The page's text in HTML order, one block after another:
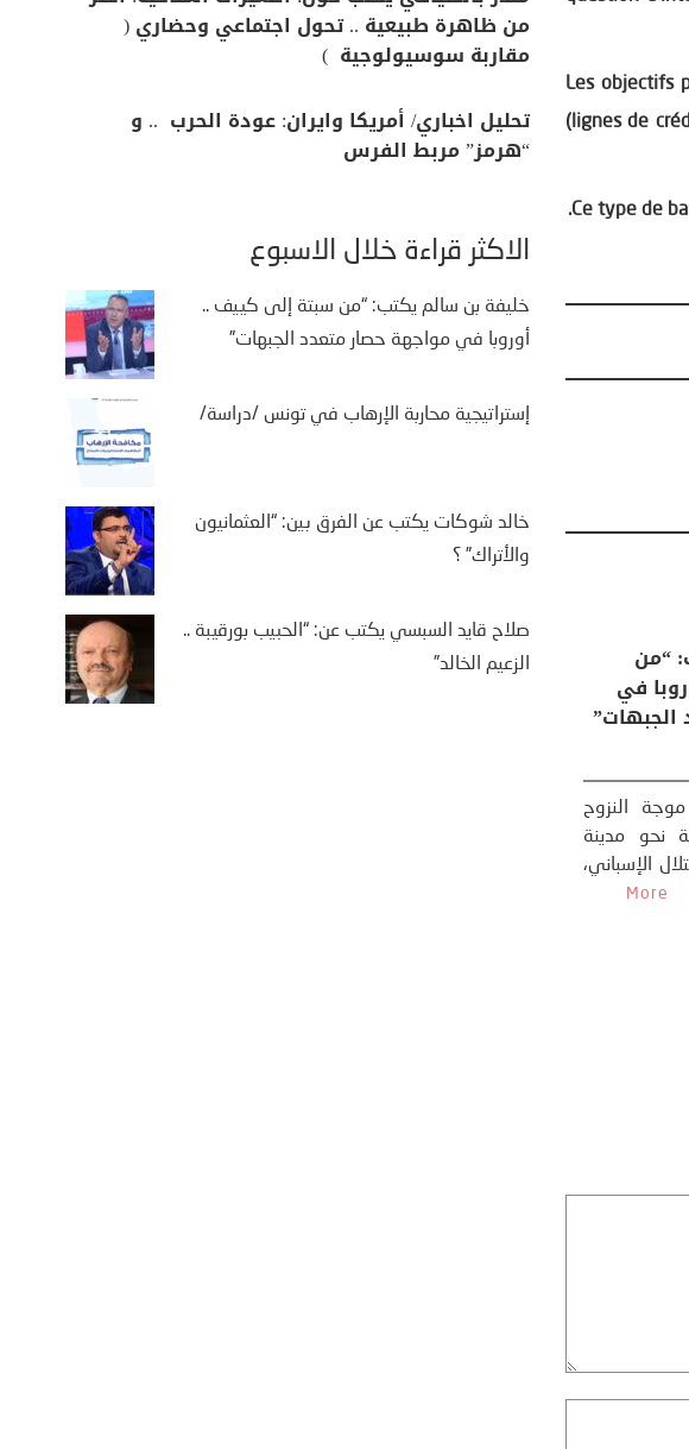
Les objectifs
(lignes de
Ce type de
خليفة بن سالم يكتب: “من
سبتة إلى كييف .. أوروبا في
مواجهة حصار متعدد الجبهات”
خليفة بن سالم أثارت موجة النزوح
الجماعي لآلاف المغاربة نحو مدينة
سبتة، الواقعة تحت الاحتلال الإسباني،
مع
من ظاهرة طبيعية .. تحول اجتماعي وحضاري (
مقاربة سوسيولوجية )
تحليل اخباري/ أمريكا وايران: عودة الحرب .. و
“هرمز” مربط الفرس
الأكثر قراءة خلال الأسبوع
خليفة بن سالم يكتب: “من سبتة إلى كييف ..
أوروبا في مواجهة حصار متعدد الجبهات”
إستراتيجية محاربة الإرهاب في تونس /دراسة/
خالد شوكات يكتب عن الفرق بين: “العثمانيون
والأتراك” ؟
صلاح قايد السبسي يكتب عن: “الحبيب بورقيبة ..
الزعيم الخالد”